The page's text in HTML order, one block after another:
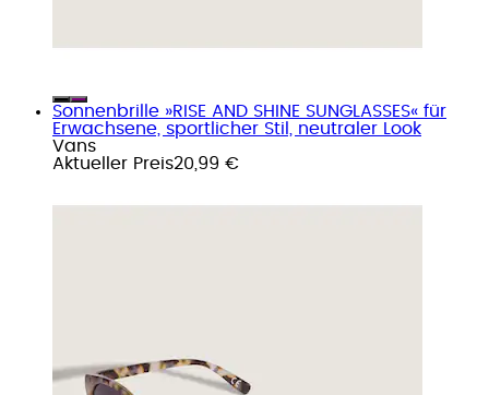
Sonnenbrille »RISE AND SHINE SUNGLASSES« für
Erwachsene, sportlicher Stil, neutraler Look
Vans
Aktueller Preis20,99 €